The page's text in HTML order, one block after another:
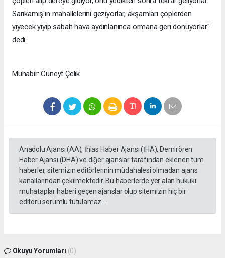
Sarıkamış'ın mahallelerini geziyorlar, akşamları çöplerden
yiyecek yiyip sabah hava aydınlanınca ormana geri dönüyorlar."
dedi.
Muhabir: Cüneyt Çelik
Anadolu Ajansı (AA), İhlas Haber Ajansı (İHA), Demirören
Haber Ajansı (DHA) ve diğer ajanslar tarafından eklenen tüm
haberler, sitemizin editörlerinin müdahalesi olmadan ajans
kanallarından çekilmektedir. Bu haberlerde yer alan hukuki
muhataplar haberi geçen ajanslar olup sitemizin hiç bir
editörü sorumlu tutulamaz...
Okuyu Yorumları (0)